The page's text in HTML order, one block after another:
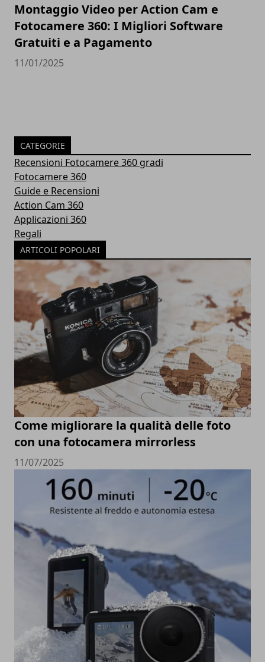
Montaggio Video per Action Cam e
Fotocamere 360: I Migliori Software
Gratuiti e a Pagamento
11/01/2025
CATEGORIE
Recensioni Fotocamere 360 gradi
Fotocamere 360
Guide e Recensioni
Action Cam 360
Applicazioni 360
Regali
ARTICOLI POPOLARI
Come migliorare la qualità delle foto
con una fotocamera mirrorless
11/07/2025